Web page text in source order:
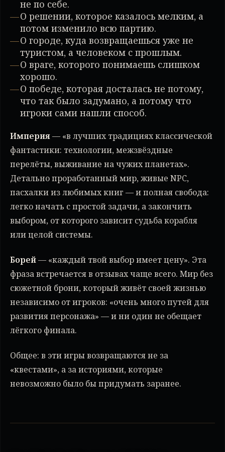
не по себе.
О решении, которое казалось мелким, а
потом изменило всю партию.
О городе, куда возвращаешься уже не
туристом, а человеком с прошлым.
О враге, которого понимаешь слишком
хорошо.
О победе, которая досталась не потому,
что так было задумано, а потому что
игроки сами нашли способ.
Империя— «в лучших традициях классической
фантастики: технологии, межзвёздные
перелёты, выживание на чужих планетах».
Детально проработанный мир, живые NPC,
пасхалки из любимых книг — и полная свобода:
легко начать с простой задачи, а закончить
выбором, от которого зависит судьба корабля
или целой системы.
Борей— «каждый твой выбор имеет цену». Эта
фраза встречается в отзывах чаще всего. Мир без
сюжетной брони, который живёт своей жизнью
независимо от игроков: «очень много путей для
развития персонажа» — и ни один не обещает
лёгкого финала.
Общее: в эти игры возвращаются не за
«квестами», а за историями, которые
невозможно было бы придумать заранее.